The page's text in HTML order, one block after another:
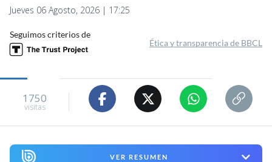
Jueves 06 Agosto, 2026 | 17:25
Seguimos criterios de
Ética y transparencia de BBCL
1750
visitas
VER RESUMEN